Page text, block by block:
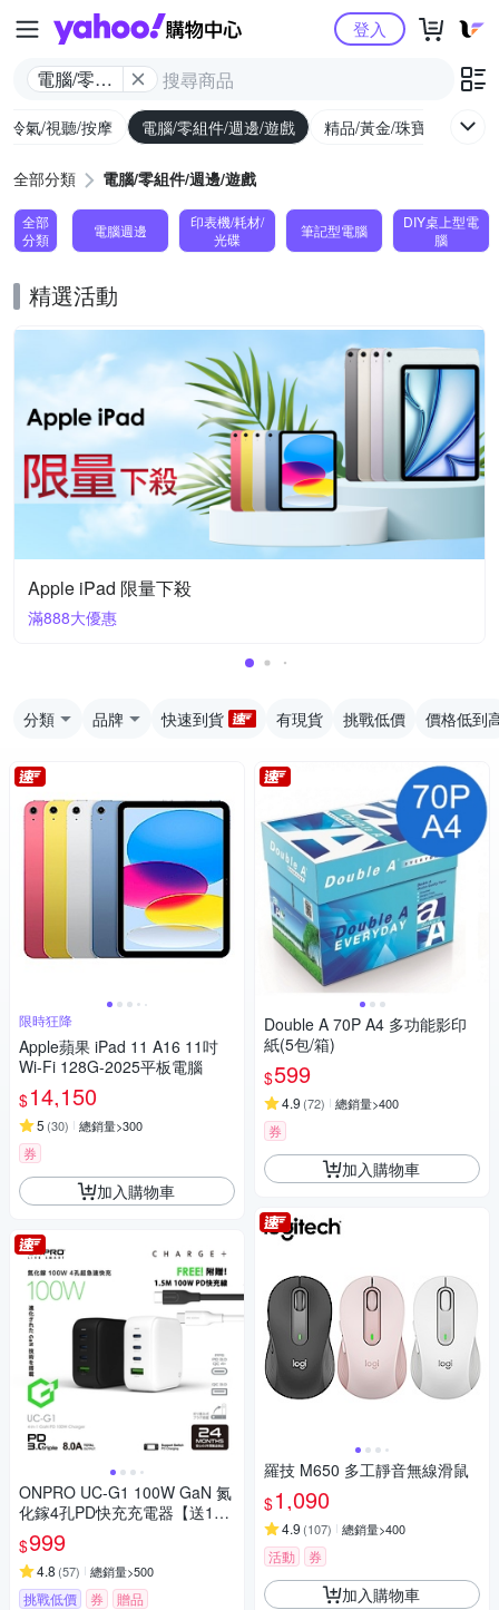
Yahoo購物中心
電腦/零組
戲
登入
/冷氣/視聽/按摩 電腦/零組件/週邊/遊戲 精品/黃金/珠寶/手錶
全部分類 電腦/零組件/週邊/遊戲
全部
分類
電腦週邊
印表機/耗材/
光碟
筆記型電腦
DIY桌上型電
腦
精選活動
Apple iPad 限量下殺
滿888大優惠
分類 品牌 快速到貨 有現貨 挑戰低價 價格低到
限時狂降
Apple蘋果 iPad 11 A16 11吋
Wi-Fi 128G-2025平板電腦
$14,150
5 (30) 總銷量>300
券
加入購物車
ONPRO UC-G1 100W GaN 氮
化鎵4孔PD快充充電器【送100
W快充線】
$999
4.8 (57) 總銷量>500
挑戰低價 券 贈品
Double A 70P A4 多功能影印
紙(5包/箱)
$599
4.9 (72) 總銷量>400
券
加入購物車
羅技 M650 多工靜音無線滑鼠
$1,090
4.9 (107) 總銷量>400
活動 券
加入購物車